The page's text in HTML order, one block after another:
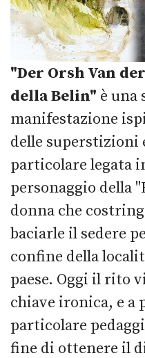
"Der Orsh Van
della Belin" è una
manifestazione
delle superstizioni
particolare legata
personaggio della
donna che
baciarle il sedere
confine della
paese. Oggi il rito
chiave ironica, e a
particolare
fine di ottenere il